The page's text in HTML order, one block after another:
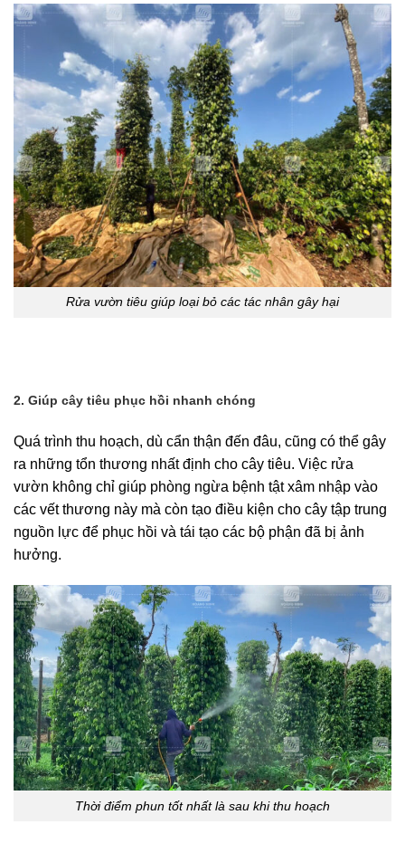
Rửa vườn tiêu giúp loại bỏ các tác nhân gây hại
2. Giúp cây tiêu phục hồi nhanh chóng
Quá trình thu hoạch, dù cẩn thận đến đâu, cũng có thể gây
ra những tổn thương nhất định cho cây tiêu. Việc rửa
vườn không chỉ giúp phòng ngừa bệnh tật xâm nhập vào
các vết thương này mà còn tạo điều kiện cho cây tập trung
nguồn lực để phục hồi và tái tạo các bộ phận đã bị ảnh
hưởng.
Thời điểm phun tốt nhất là sau khi thu hoạch